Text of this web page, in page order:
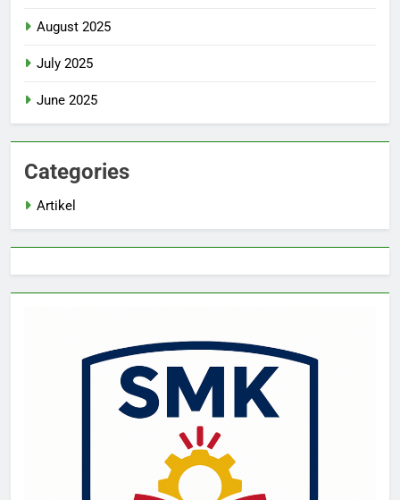
August 2025
July 2025
June 2025
Categories
Artikel